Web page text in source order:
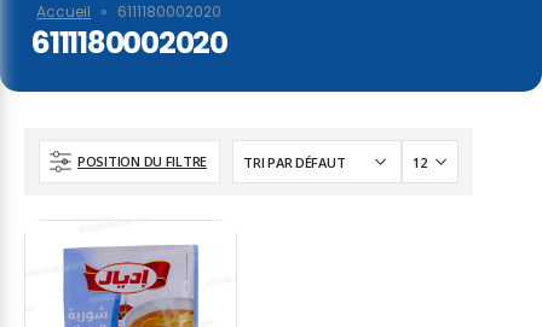
Accueil » 6111180002020
6111180002020
POSITION DU FILTRE